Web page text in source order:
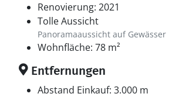
Renovierung: 2021
Tolle Aussicht
Panoramaaussicht auf Gewässer
Wohnfläche: 78 m²
Entfernungen
Abstand Einkauf: 3.000 m